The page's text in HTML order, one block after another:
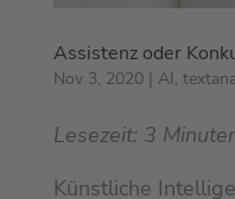
Assistenz oder
Nov 3, 2020| AI,
Lesezeit: 3
Künstliche